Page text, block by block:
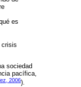
es
crisis
sociedad
pacífica,
2006).